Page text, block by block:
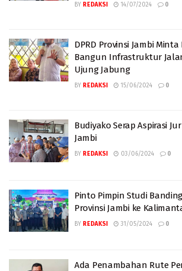
BY REDAKSI 14/07/2024 0
DPRD Provinsi Jambi
Bangun Infrastruktur
Ujung Jabung
BY REDAKSI 15/06/2024 0
Budiyako Serap Aspirasi
Jambi
BY REDAKSI 03/06/2024 0
Pinto Pimpin Studi
Provinsi Jambi ke
BY REDAKSI 31/05/2024 0
Ada Penambahan Rute